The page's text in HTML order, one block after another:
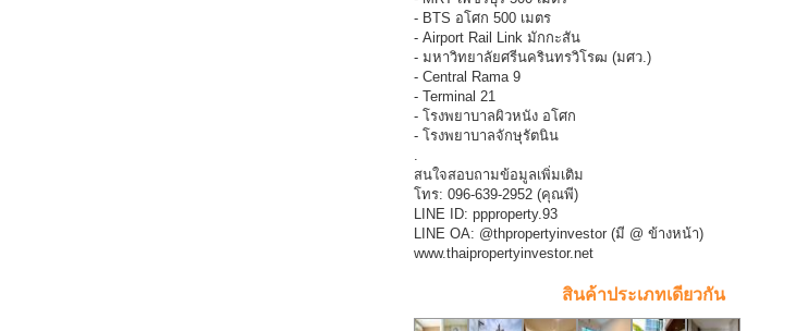
- BTS อโศก 500 เมตร
- Airport Rail Link มักกะสัน
- มหาวิทยาลัยศรีนครินทรวิโรฒ (มศว.)
- Central Rama 9
- Terminal 21
- โรงพยาบาลผิวหนัง อโศก
- โรงพยาบาลจักษุรัตนิน
.
สนใจสอบถามข้อมูลเพิ่มเติม
โทร: 096-639-2952 (คุณพี)
LINE ID: ppproperty.93
LINE OA: @thpropertyinvestor (มี @ ข้างหน้า)
www.thaipropertyinvestor.net
สินค้าประเภทเดียวกัน